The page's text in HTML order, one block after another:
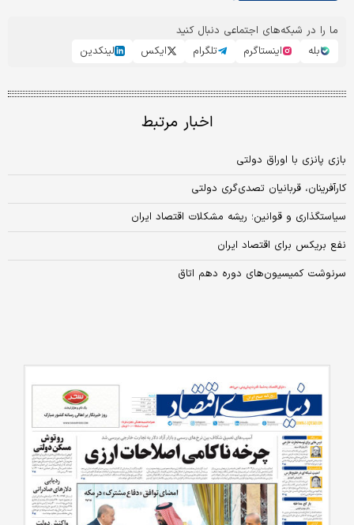
ما را در شبکه‌های اجتماعی دنبال کنید
بله
اینستاگرم تلگرام ایکس لینکدین
اخبار مرتبط
بازی پانزی با اوراق دولتی
کارآفرینان، قربانیان تصدی‌گری دولتی
سیاستگذاری و قوانین؛ ریشه مشکلات اقتصاد ایران
نفع بریکس برای اقتصاد ایران
سرنوشت کمیسیون‌های دوره دهم اتاق